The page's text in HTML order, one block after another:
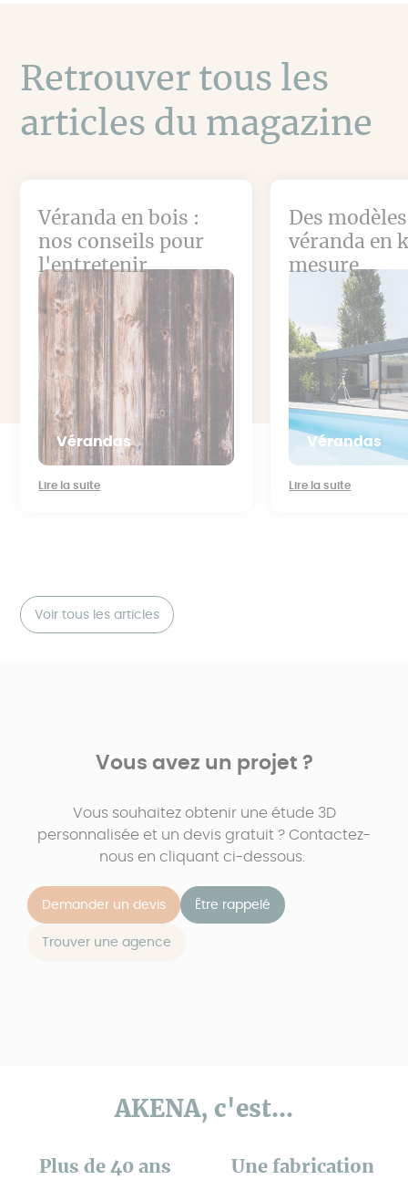
Retrouver tous les
articles du magazine
Véranda en bois :
nos conseils pour
l'entretenir
Vérandas
Lire la suite
Des
véranda en
mesure
Vérandas
Lire la suite
Voir tous les articles
Vous avez un projet ?
Vous souhaitez obtenir une étude 3D
personnalisée et un devis gratuit ? Contactez-
nous en cliquant ci-dessous.
Demander un devis Être rappelé
Trouver une agence
AKENA, c'est...
Plus de 40 ans
Une fabrication